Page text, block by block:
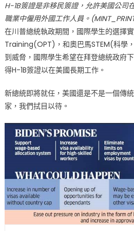
H-1B簽證是非移民簽證，允許美國公司
職業中僱用外國工作人員。
在川普總統執政期間，國際學生的選
Training(OPT)，和奧巴馬STEM(科學
到威脅，國際學生希望在拜登總統政府
得H-1B簽證以在美國長期工作。
新總統即將就任，美國還是不是一個傳
家，我們拭目以待。